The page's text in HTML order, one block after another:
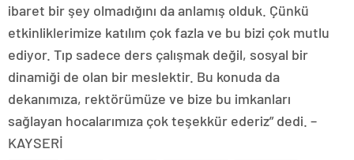
ibaret bir şey olmadığını da anlamış olduk. Çünkü
etkinliklerimize katılım çok fazla ve bu bizi çok mutlu
ediyor. Tıp sadece ders çalışmak değil, sosyal bir
dinamiği de olan bir meslektir. Bu konuda da
dekanımıza, rektörümüze ve bize bu imkanları
sağlayan hocalarımıza çok teşekkür ederiz” dedi. –
KAYSERİ